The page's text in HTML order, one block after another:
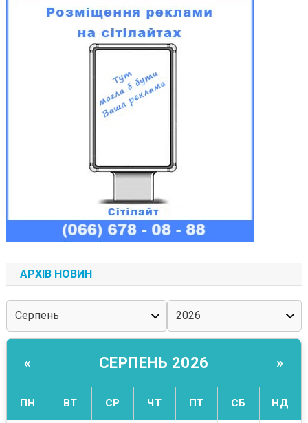
АРХІВ НОВИН
« СЕРПЕНЬ 2026 »
ПН ВТ СР ЧТ ПТ СБ НД